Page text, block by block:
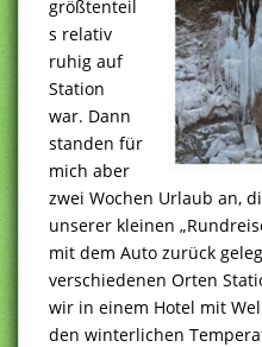
größtenteil
s relativ
ruhig auf
Station
war. Dann
standen für
mich aber
zwei Wochen Urlaub an,
unserer kleinen
mit dem Auto zurück
verschiedenen Orten
wir in einem Hotel mit
den winterlichen